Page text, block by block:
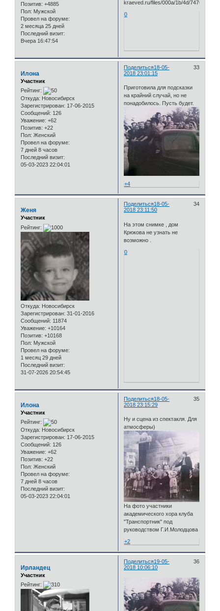
Позитив: +4885
Пол: Мужской
Провел на форуме:
2 месяца 25 дней
Последний визит:
Вчера 16:47:54
0
Поделиться 33
18-05-
2018 23:01:15
Илона
Участник
Рейтинг:
Откуда: Новосибирск
Зарегистрирован: 17-06-2015
Сообщений: 126
Уважение: +62
Позитив: +22
Пол: Женский
Провел на форуме:
7 дней 8 часов
Последний визит:
05-03-2023 22:04:01
Приготовила для подсказки
на крайний случай, но не
понадобилось. Пусть будет.
+4
Поделиться 34
18-05-
2018 23:11:50
Женя
Участник
Рейтинг:
Откуда: Новосибирск
Зарегистрирован: 31-01-2016
Сообщений: 11874
Уважение: +10164
Позитив: +10168
Пол: Мужской
Провел на форуме:
1 месяц 29 дней
Последний визит:
31-07-2026 20:54:45
На этом снимке , дом
Крюкова не узнать не
возможно .
0
Поделиться 35
18-05-
2018 23:15:29
Илона
Участник
Рейтинг:
Откуда: Новосибирск
Зарегистрирован: 17-06-2015
Сообщений: 126
Уважение: +62
Позитив: +22
Пол: Женский
Провел на форуме:
7 дней 8 часов
Последний визит:
05-03-2023 22:04:01
Ну и сцена из спектакля. Для
атмосферы)
На фото участники
академического хора клуба
"Транспортник" под
руководством Г.И.Молодцова
+2
Поделиться 36
19-05-
2018 10:06:10
Ирландец
Участник
Рейтинг: